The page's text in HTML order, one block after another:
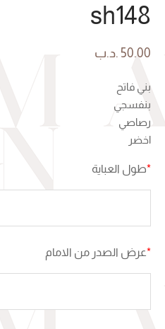
sh148
50.00 .د.ب
بني فاتح
بنفسجي
رصاصي
اخضر
*طول العباية
*عرض الصدر من الامام